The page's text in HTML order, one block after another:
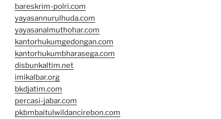
bareskrim-polri.com
yayasannurulhuda.com
yayasanalmuthohar.com
kantorhukumgedongan.com
kantorhukumbharasega.com
disbunkaltim.net
imikalbar.org
bkdjatim.com
percasi-jabar.com
pkbmbaitulwildancirebon.com